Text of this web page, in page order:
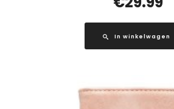
In winkelwagen